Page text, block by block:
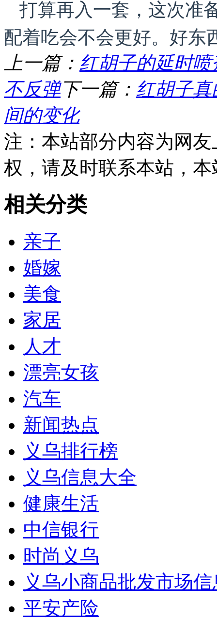
打算再入一套，这次准
配着吃会不会更好。好东
上一篇： 红胡子的延时
不反弹下一篇： 红胡子
间的变化
注：本站部分内容为网
权，请及时联系本站，
相关分类
亲子
婚嫁
美食
家居
人才
漂亮女孩
汽车
新闻热点
义乌排行榜
义乌信息大全
健康生活
中信银行
时尚义乌
义乌小商品批发市场
平安产险